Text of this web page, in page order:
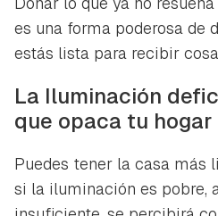
es una forma poderosa de
estás lista para recibir
La Iluminación
que opaca tu hogar
Puedes tener la casa más
si la iluminación es pobre,